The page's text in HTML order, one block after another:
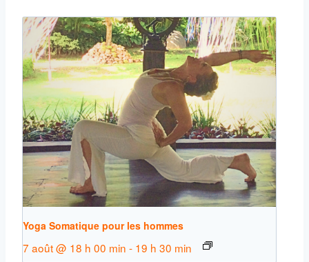
Yoga Somatique pour les hommes
7 août @ 18 h 00 min - 19 h 30 min